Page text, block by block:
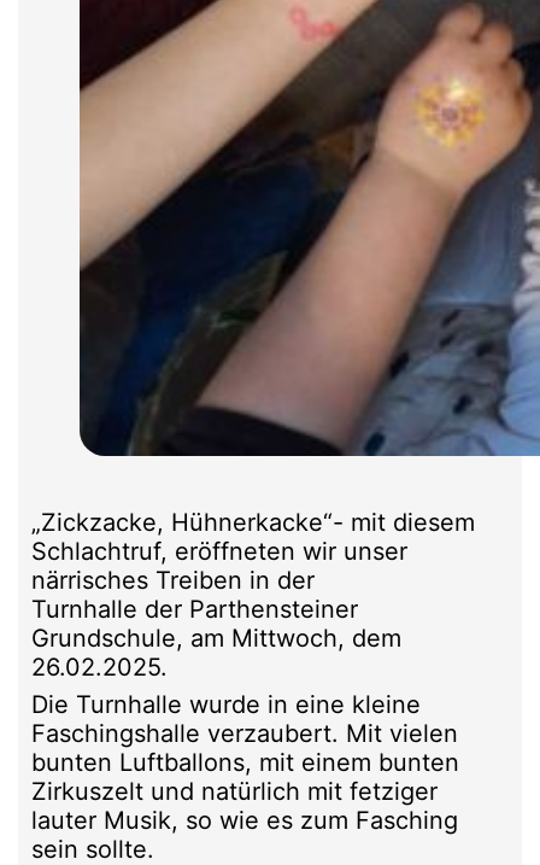
„Zickzacke, Hühnerkacke“- mit diesem
Schlachtruf, eröffneten wir unser
närrisches Treiben in der
Turnhalle der Parthensteiner
Grundschule, am Mittwoch, dem
26.02.2025.
Die Turnhalle wurde in eine kleine
Faschingshalle verzaubert. Mit vielen
bunten Luftballons, mit einem bunten
Zirkuszelt und natürlich mit fetziger
lauter Musik, so wie es zum Fasching
sein sollte.